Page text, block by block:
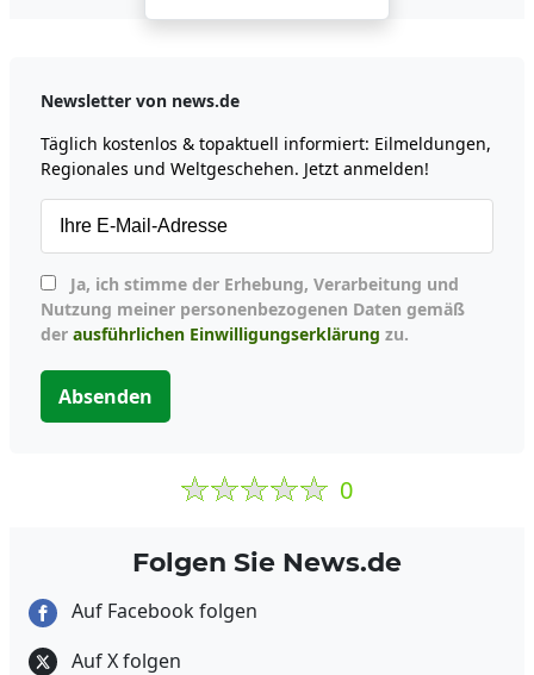
Newsletter von news.de
Täglich kostenlos & topaktuell informiert: Eilmeldungen,
Regionales und Weltgeschehen. Jetzt anmelden!
Nutzung meiner personenbezogenen Daten gemäß
der ausführlichen Einwilligungserklärung zu.
Absenden
0
Folgen Sie News.de
Auf Facebook folgen
Auf X folgen